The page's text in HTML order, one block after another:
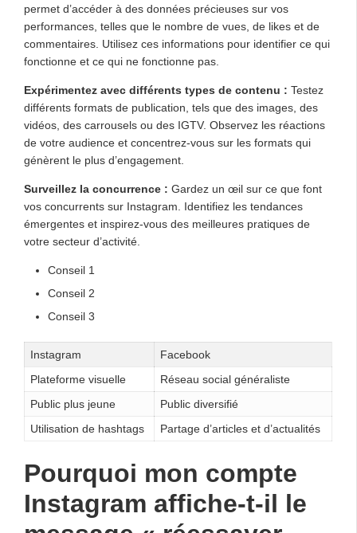
permet d’accéder à des données précieuses sur vos
performances, telles que le nombre de vues, de likes et de
commentaires. Utilisez ces informations pour identifier ce qui
fonctionne et ce qui ne fonctionne pas.
Expérimentez avec différents types de contenu : Testez
différents formats de publication, tels que des images, des
vidéos, des carrousels ou des IGTV. Observez les réactions
de votre audience et concentrez-vous sur les formats qui
génèrent le plus d’engagement.
Surveillez la concurrence : Gardez un œil sur ce que font
vos concurrents sur Instagram. Identifiez les tendances
émergentes et inspirez-vous des meilleures pratiques de
votre secteur d’activité.
Conseil 1
Conseil 2
Conseil 3
Instagram
Facebook
Plateforme visuelle
Réseau social généraliste
Public plus jeune
Public diversifié
Utilisation de hashtags
Partage d’articles et d’actualités
Pourquoi mon compte
Instagram affiche-t-il le